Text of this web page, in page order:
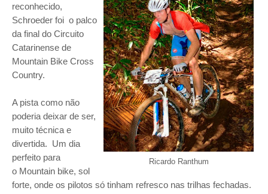
Ricardo Ranthum
reconhecido,
Schroeder foi o palco
da final do Circuito
Catarinense de
Mountain Bike Cross
Country.
A pista como não
poderia deixar de ser,
muito técnica e
divertida. Um dia
perfeito para
o Mountain bike, sol
forte, onde os pilotos só tinham refresco nas trilhas fechadas.